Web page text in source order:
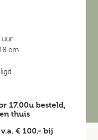
uur
cm
17.00u besteld,
thuis
€ 100,- bij